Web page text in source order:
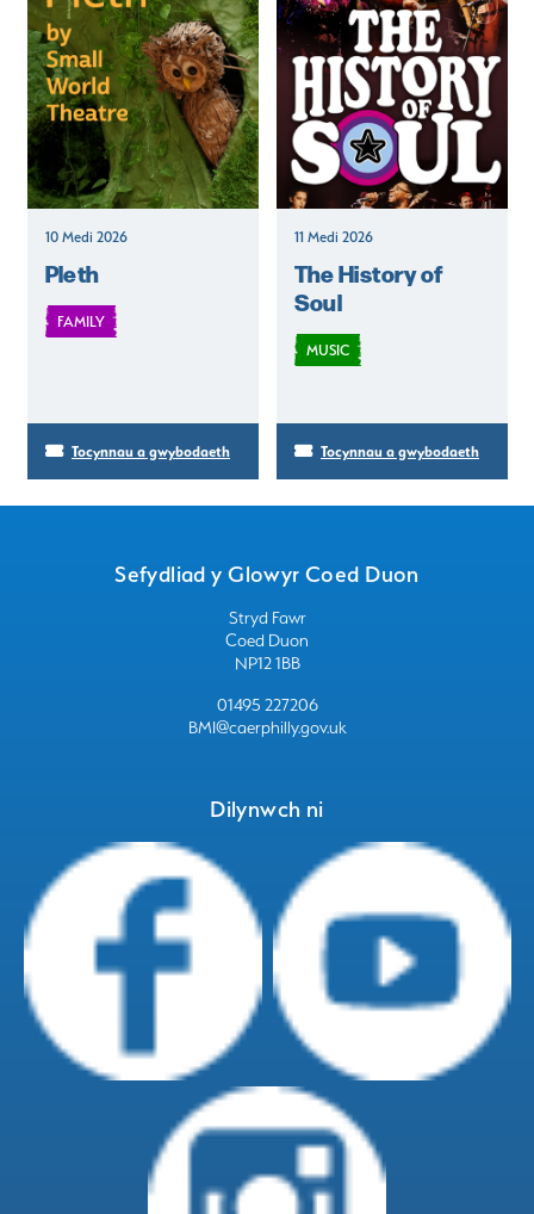
10 Medi 2026
Pleth
FAMILY
Tocynnau a gwybodaeth
11 Medi 2026
The History of
Soul
MUSIC
Tocynnau a gwybodaeth
Sefydliad y Glowyr Coed Duon
Stryd Fawr
Coed Duon
NP12 1BB
01495 227206
BMI@caerphilly.gov.uk
Dilynwch ni